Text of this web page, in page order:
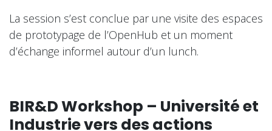
La session s’est conclue par une visite des espaces
de prototypage de l’OpenHub et un moment
d’échange informel autour d’un lunch.
BIR&D Workshop – Université et
Industrie vers des actions